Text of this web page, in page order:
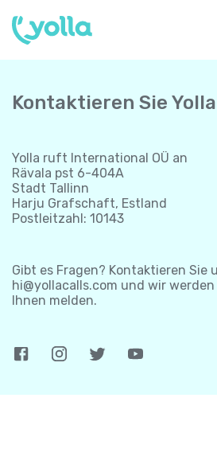
Kontaktieren Sie Yolla
Yolla ruft International OÜ an
Rävala pst 6-404A
Stadt Tallinn
Harju Grafschaft, Estland
Postleitzahl: 10143
Gibt es Fragen? Kontaktieren Sie
hi@yollacalls.com und wir
Ihnen melden.